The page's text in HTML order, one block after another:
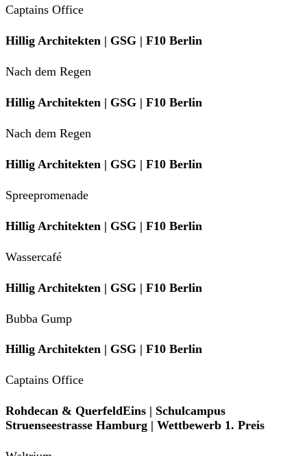
Captains Office
Hillig Architekten | GSG | F10 Berlin
Nach dem Regen
Hillig Architekten | GSG | F10 Berlin
Nach dem Regen
Hillig Architekten | GSG | F10 Berlin
Spreepromenade
Hillig Architekten | GSG | F10 Berlin
Wassercafé
Hillig Architekten | GSG | F10 Berlin
Bubba Gump
Hillig Architekten | GSG | F10 Berlin
Captains Office
Rohdecan & QuerfeldEins | Schulcampus
Struenseestrasse Hamburg | Wettbewerb 1. Preis